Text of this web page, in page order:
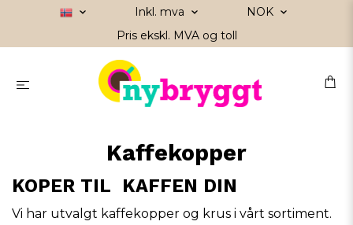
Inkl. mva
NOK
Pris ekskl. MVA og toll
Kaffekopper
KOPER TIL KAFFEN DIN
Vi har utvalgt kaffekopper og krus i vårt sortiment.